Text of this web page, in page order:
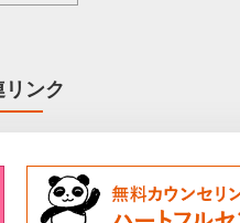
リンク